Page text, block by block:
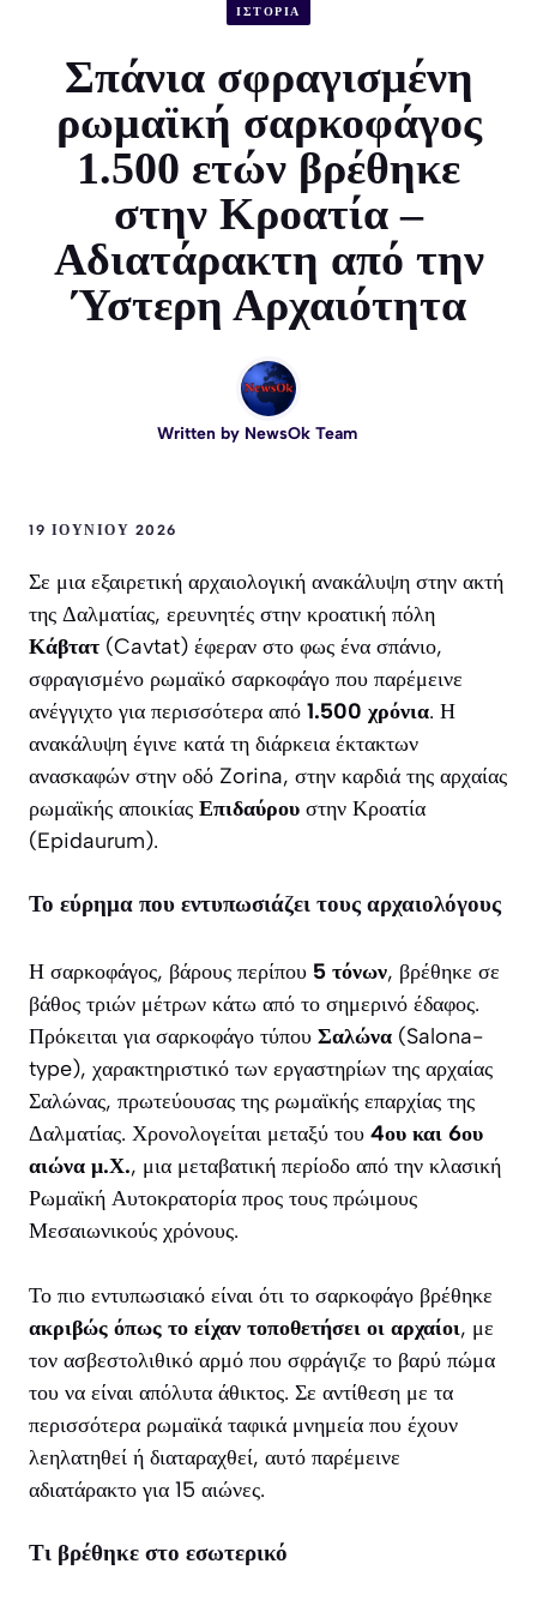
ΙΣΤΟΡΙΑ
Σπάνια σφραγισμένη
ρωμαϊκή σαρκοφάγος
1.500 ετών βρέθηκε
στην Κροατία –
Αδιατάρακτη από την
Ύστερη Αρχαιότητα
Written by NewsOk Team
19 ΙΟΥΝΊΟΥ 2026
Σε μια εξαιρετική αρχαιολογική ανακάλυψη στην ακτή
της Δαλματίας, ερευνητές στην κροατική πόλη
Κάβτατ (Cavtat) έφεραν στο φως ένα σπάνιο,
σφραγισμένο ρωμαϊκό σαρκοφάγο που παρέμεινε
ανέγγιχτο για περισσότερα από 1.500 χρόνια. Η
ανακάλυψη έγινε κατά τη διάρκεια έκτακτων
ανασκαφών στην οδό Zorina, στην καρδιά της αρχαίας
ρωμαϊκής αποικίας Επιδαύρου στην Κροατία
(Epidaurum).
Το εύρημα που εντυπωσιάζει τους αρχαιολόγους
Η σαρκοφάγος, βάρους περίπου 5 τόνων, βρέθηκε σε
βάθος τριών μέτρων κάτω από το σημερινό έδαφος.
Πρόκειται για σαρκοφάγο τύπου Σαλώνα (Salona-
type), χαρακτηριστικό των εργαστηρίων της αρχαίας
Σαλώνας, πρωτεύουσας της ρωμαϊκής επαρχίας της
Δαλματίας. Χρονολογείται μεταξύ του 4ου και 6ου
αιώνα μ.Χ., μια μεταβατική περίοδο από την κλασική
Ρωμαϊκή Αυτοκρατορία προς τους πρώιμους
Μεσαιωνικούς χρόνους.
Το πιο εντυπωσιακό είναι ότι το σαρκοφάγο βρέθηκε
ακριβώς όπως το είχαν τοποθετήσει οι αρχαίοι, με
τον ασβεστολιθικό αρμό που σφράγιζε το βαρύ πώμα
του να είναι απόλυτα άθικτος. Σε αντίθεση με τα
περισσότερα ρωμαϊκά ταφικά μνημεία που έχουν
λεηλατηθεί ή διαταραχθεί, αυτό παρέμεινε
αδιατάρακτο για 15 αιώνες.
Τι βρέθηκε στο εσωτερικό